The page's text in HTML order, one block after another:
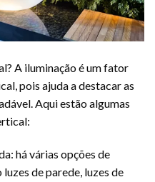
A iluminação é um fator
pois ajuda a destacar as
Aqui estão algumas
há várias opções de
de parede, luzes de